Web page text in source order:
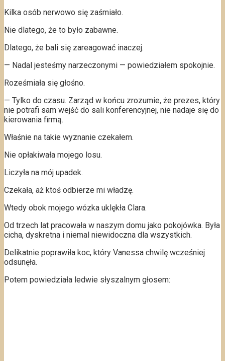
Kilka osób nerwowo się zaśmiało.
Nie dlatego, że to było zabawne.
Dlatego, że bali się zareagować inaczej.
— Nadal jesteśmy narzeczonymi — powiedziałem spokojnie.
Roześmiała się głośno.
— Tylko do czasu. Zarząd w końcu zrozumie, że prezes, który
nie potrafi sam wejść do sali konferencyjnej, nie nadaje się do
kierowania firmą.
Właśnie na takie wyznanie czekałem.
Nie opłakiwała mojego losu.
Liczyła na mój upadek.
Czekała, aż ktoś odbierze mi władzę.
Wtedy obok mojego wózka uklękła Clara.
Od trzech lat pracowała w naszym domu jako pokojówka. Była
cicha, dyskretna i niemal niewidoczna dla wszystkich.
Delikatnie poprawiła koc, który Vanessa chwilę wcześniej
odsunęła.
Potem powiedziała ledwie słyszalnym głosem: